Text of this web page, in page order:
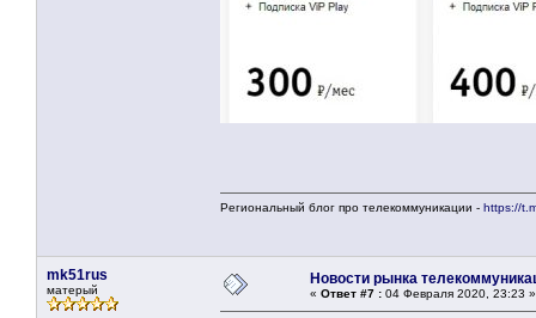
Региональный блог про телекоммуникации - https://
mk51rus
матерый
Новости рынка
« Ответ #7 : 04 Февраля 2020, 23:23 »